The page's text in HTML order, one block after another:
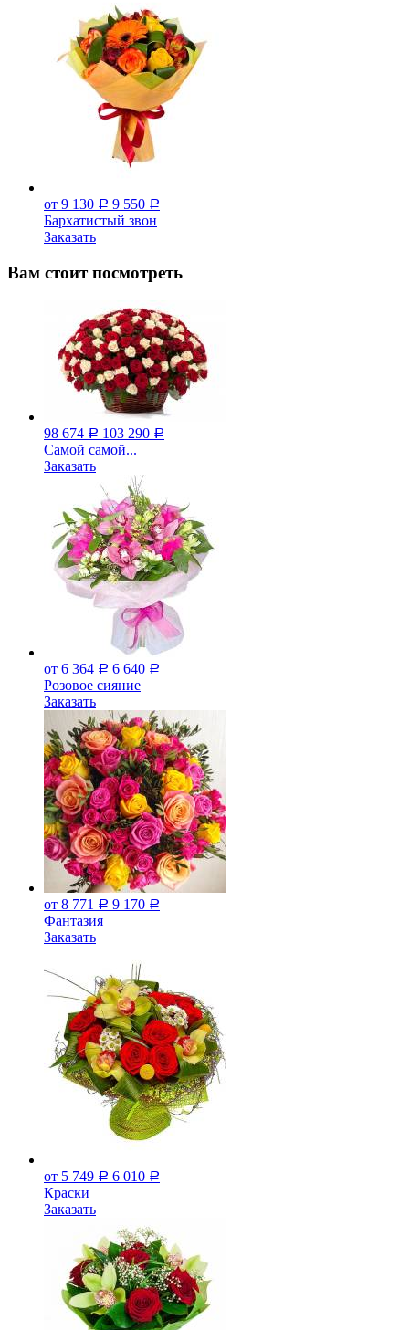
от 9 130 Р 9 550 Р
Бархатистый звон
Заказать
Вам стоит посмотреть
98 674 Р 103 290 Р
Самой самой...
Заказать
от 6 364 Р 6 640 Р
Розовое сияние
Заказать
от 8 771 Р 9 170 Р
Фантазия
Заказать
от 5 749 Р 6 010 Р
Краски
Заказать